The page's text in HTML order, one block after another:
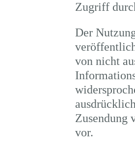
Zugriff
Der
von nicht
Zusendung
vor.